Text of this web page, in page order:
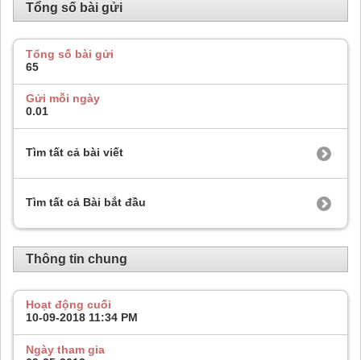
Tổng số bài gửi
Tổng số bài gửi
65
Gửi mỗi ngày
0.01
Tìm tất cả bài viết
Tìm tất cả Bài bắt đầu
Thông tin chung
Hoạt động cuối
10-09-2018 11:34 PM
Ngày tham gia